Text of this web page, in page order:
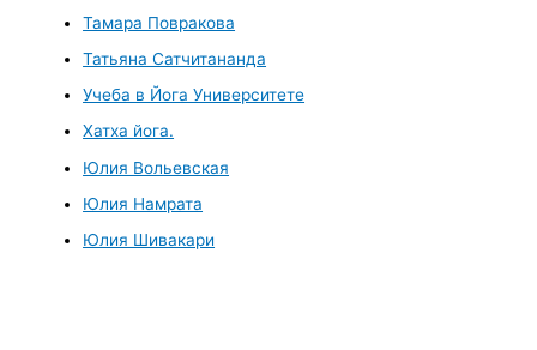
Тамара Повракова
Татьяна Сатчитананда
Учеба в Йога Университете
Хатха йога.
Юлия Вольевская
Юлия Намрата
Юлия Шивакари